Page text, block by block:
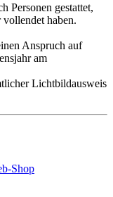
Personen gestattet,
vollendet haben.
Anspruch auf
am
Lichtbildausweis